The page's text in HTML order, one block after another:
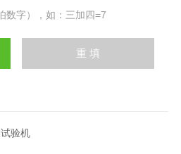
数字），如：三加四=7
验机